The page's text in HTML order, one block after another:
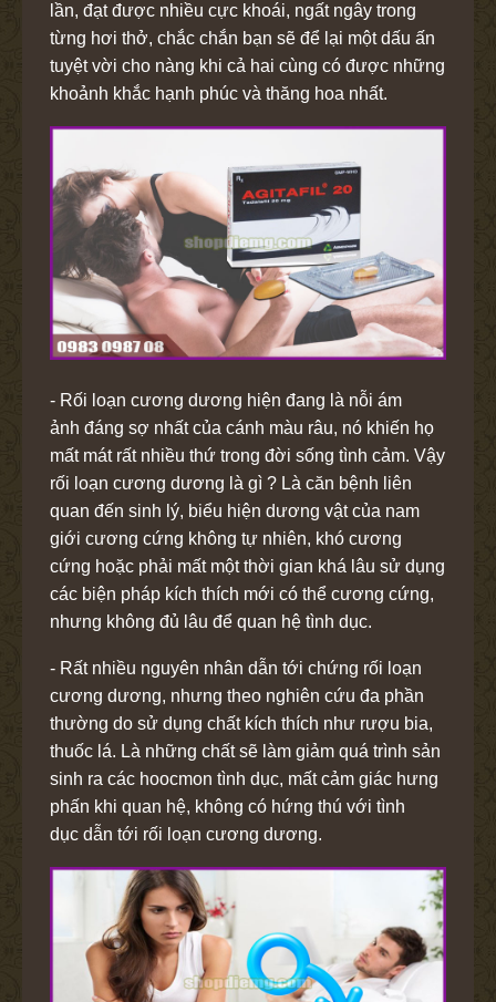
lần, đạt được nhiều cực khoái, ngất ngây trong
từng hơi thở, chắc chắn bạn sẽ để lại một dấu ấn
tuyệt vời cho nàng khi cả hai cùng có được những
khoảnh khắc hạnh phúc và thăng hoa nhất.
- Rối loạn cương dương hiện đang là nỗi ám
ảnh đáng sợ nhất của cánh màu râu, nó khiến họ
mất mát rất nhiều thứ trong đời sống tình cảm. Vậy
rối loạn cương dương là gì ? Là căn bệnh liên
quan đến sinh lý, biểu hiện dương vật của nam
giới cương cứng không tự nhiên, khó cương
cứng hoặc phải mất một thời gian khá lâu sử dụng
các biện pháp kích thích mới có thể cương cứng,
nhưng không đủ lâu để quan hệ tình dục.
- Rất nhiều nguyên nhân dẫn tới chứng rối loạn
cương dương, nhưng theo nghiên cứu đa phần
thường do sử dụng chất kích thích như rượu bia,
thuốc lá. Là những chất sẽ làm giảm quá trình sản
sinh ra các hoocmon tình dục, mất cảm giác hưng
phấn khi quan hệ, không có hứng thú với tình
dục dẫn tới rối loạn cương dương.